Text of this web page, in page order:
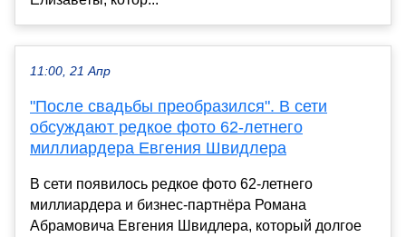
11:00, 21 Апр
"После свадьбы преобразился". В сети
обсуждают редкое фото 62-летнего
миллиардера Евгения Швидлера
В сети появилось редкое фото 62-летнего
миллиардера и бизнес-партнёра Романа
Абрамовича Евгения Швидлера, который долгое